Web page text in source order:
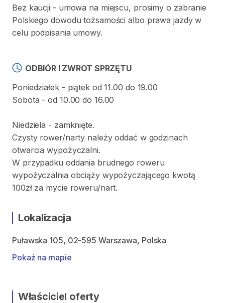
Bez kaucji - umowa na miejscu, prosimy o zabranie
Polskiego dowodu tożsamości albo prawa jazdy w
celu podpisania umowy.
ODBIÓR I ZWROT SPRZĘTU
Poniedziałek - piątek od 11.00 do 19.00
Sobota - od 10.00 do 16.00
Niedziela - zamknięte.
Czysty rower/narty należy oddać w godzinach
otwarcia wypożyczalni.
W przypadku oddania brudnego roweru
wypożyczalnia obciąży wypożyczającego kwotą
100zł za mycie roweru/nart.
Lokalizacja
Puławska 105, 02-595 Warszawa, Polska
Pokaż na mapie
Właściciel oferty